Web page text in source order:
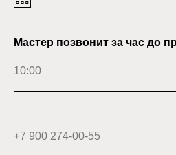
Мастер позвонит за час до